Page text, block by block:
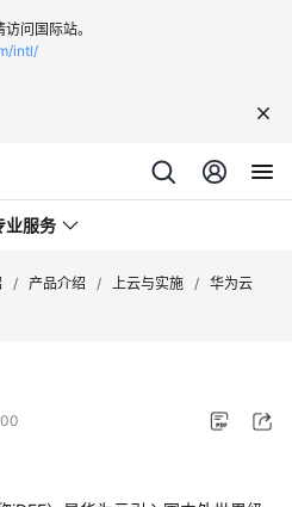
问国际站。
intl/
业服务
/ 产品介绍 / 上云与实施 / 华为云